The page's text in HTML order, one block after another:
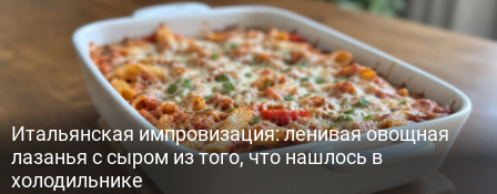
Итальянская импровизация: ленивая овощная
лазанья с сыром из того, что нашлось в
холодильнике